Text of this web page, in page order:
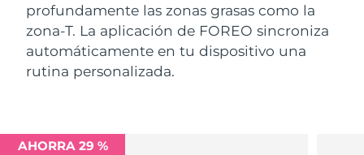
profundamente las zonas grasas como la
zona-T. La aplicación de FOREO sincroniza
automáticamente en tu dispositivo una
rutina personalizada.
AHORRA 29 %